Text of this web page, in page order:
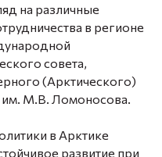
на различные
в регионе
совета,
(Арктического)
им. М.В. Ломоносова.
в Арктике
развитие при